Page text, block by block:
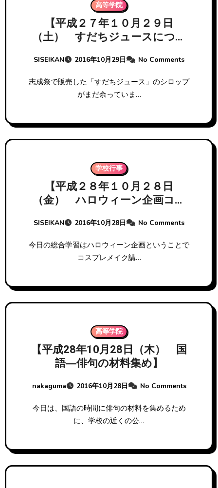
高等学院
【平成２７年１０月２９日
（土） すだちジュースについ
SISEIKAN 2016年10月29日 No Comments
志成祭で販売した「すだちジュース」のシロップ
がまだ余っていま…
学校行事
【平成２８年１０月２８日
（金） ハロウィーン企画コス
SISEIKAN 2016年10月28日 No Comments
今日の総合学習はハロウィーン企画ということで
コスプレメイク講…
高等学院
【平成28年10月28日（木） 国
語―俳句の材料集め】
nakaguma 2016年10月28日 No Comments
今日は、国語の時間に俳句の材料を集めるため
に、学校の近くの公…